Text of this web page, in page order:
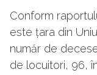
Conform
este țara din
număr de
de locuitori, 96,